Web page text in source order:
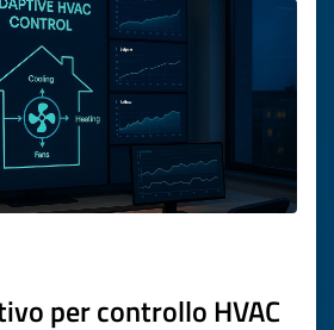
per controllo HVAC